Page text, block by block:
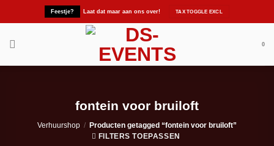
Feestje? Laat dat maar aan ons over!
0
fontein voor bruiloft
Verhuurshop /
Producten getagged “fontein voor bruiloft”
FILTERS TOEPASSEN